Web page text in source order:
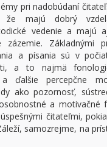
pri nadobúdaní
majú dobrý
vedenie a majú
zázemie. Základnými
a písania sú v
a to najmä
ďalšie percepčne
ako pozornosť,
a motivačné
čitateľmi,
samozrejme, na